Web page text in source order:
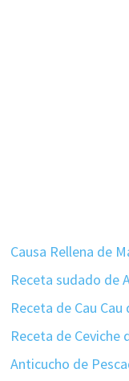
Causa Rellena de
Receta sudado de
Receta de Cau
Receta de Ceviche
Anticucho de